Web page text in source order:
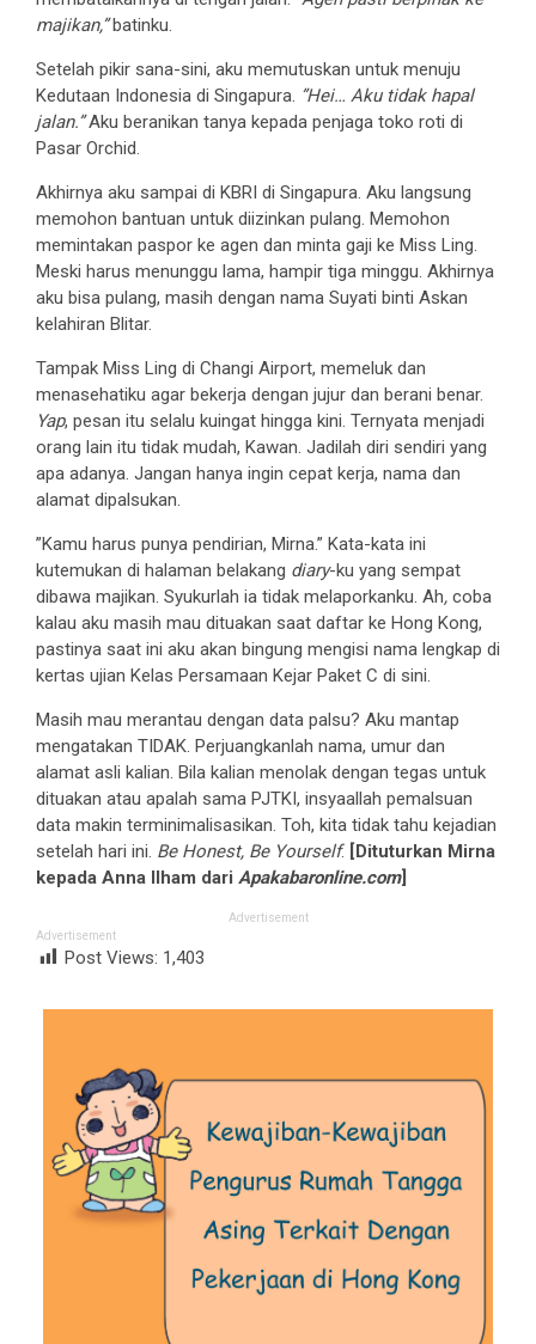
majikan,”batinku.
Setelah pikir sana-sini, aku memutuskan untuk menuju
Kedutaan Indonesia di Singapura. ”Hei… Aku tidak hapal
jalan.”Aku beranikan tanya kepada penjaga toko roti di
Pasar Orchid.
Akhirnya aku sampai di KBRI di Singapura. Aku langsung
memohon bantuan untuk diizinkan pulang. Memohon
memintakan paspor ke agen dan minta gaji ke Miss Ling.
Meski harus menunggu lama, hampir tiga minggu. Akhirnya
aku bisa pulang, masih dengan nama Suyati binti Askan
kelahiran Blitar.
Tampak Miss Ling di Changi Airport, memeluk dan
menasehatiku agar bekerja dengan jujur dan berani benar.
Yap, pesan itu selalu kuingat hingga kini. Ternyata menjadi
orang lain itu tidak mudah, Kawan. Jadilah diri sendiri yang
apa adanya. Jangan hanya ingin cepat kerja, nama dan
alamat dipalsukan.
”Kamu harus punya pendirian, Mirna.” Kata-kata ini
kutemukan di halaman belakang diary-ku yang sempat
dibawa majikan. Syukurlah ia tidak melaporkanku. Ah, coba
kalau aku masih mau dituakan saat daftar ke Hong Kong,
pastinya saat ini aku akan bingung mengisi nama lengkap di
kertas ujian Kelas Persamaan Kejar Paket C di sini.
Masih mau merantau dengan data palsu? Aku mantap
mengatakan TIDAK. Perjuangkanlah nama, umur dan
alamat asli kalian. Bila kalian menolak dengan tegas untuk
dituakan atau apalah sama PJTKI, insyaallah pemalsuan
data makin terminimalisasikan. Toh, kita tidak tahu kejadian
setelah hari ini. Be Honest, Be Yourself. [Dituturkan Mirna
kepada Anna Ilham dari Apakabaronline.com]
Advertisement
Advertisement
Post Views: 1,403